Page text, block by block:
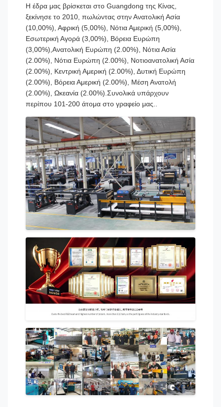
Η έδρα μας βρίσκεται στο Guangdong της Κίνας,
ξεκίνησε το 2010, πωλώντας στην Ανατολική Ασία
(10,00%), Αφρική (5,00%), Νότια Αμερική (5,00%),
Εσωτερική Αγορά (3,00%), Βόρεια Ευρώπη
(3,00%),Ανατολική Ευρώπη (2.00%), Νότια Ασία
(2.00%), Νότια Ευρώπη (2.00%), Νοτιοανατολική Ασία
(2.00%), Κεντρική Αμερική (2.00%), Δυτική Ευρώπη
(2.00%), Βόρεια Αμερική (2.00%), Μέση Ανατολή
(2.00%), Ωκεανία (2.00%).Συνολικά υπάρχουν
περίπου 101-200 άτομα στο γραφείο μας..